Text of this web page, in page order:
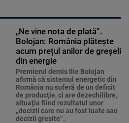
„Ne vine nota de plată”.
Bolojan: România plătește
acum prețul anilor de greșeli
din energie
Premierul demis Ilie Bolojan
afirmă că sistemul energetic din
România nu suferă de un deficit
de producţie, ci are dezechilibre,
situaţia fiind rezultatul unor
„decizii care nu au fost luate sau
decizii greşite”.